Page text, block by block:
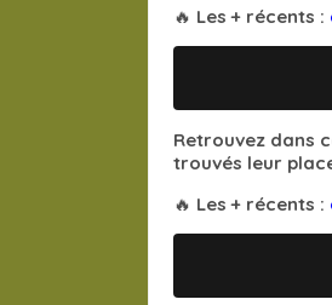
🔥 Les + récents :
Retrouvez dans
trouvés leur
🔥 Les + récents :